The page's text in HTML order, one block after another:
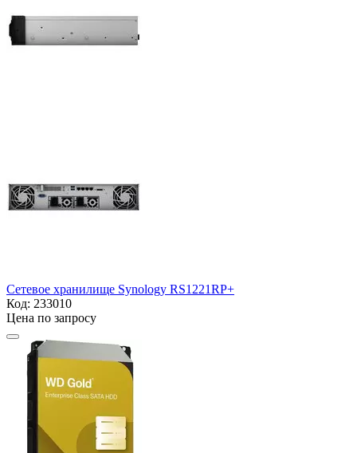
Сетевое хранилище Synology RS1221RP+
Код: 233010
Цена по запросу